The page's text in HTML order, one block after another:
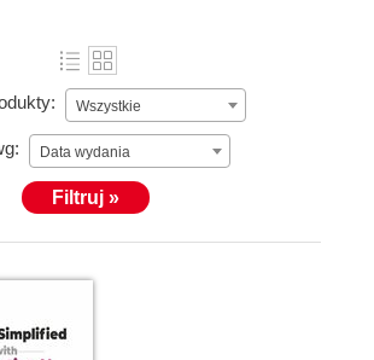
Wszystkie
Data wydania
Filtruj »